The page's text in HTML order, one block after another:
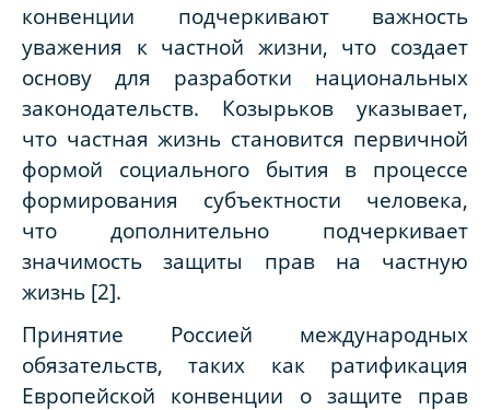
конвенции подчеркивают важность
уважения к частной жизни, что создает
основу для разработки национальных
законодательств. Козырьков указывает,
что частная жизнь становится первичной
формой социального бытия в процессе
формирования субъектности человека,
что дополнительно подчеркивает
значимость защиты прав на частную
жизнь [2].
Принятие Россией международных
обязательств, таких как ратификация
Европейской конвенции о защите прав